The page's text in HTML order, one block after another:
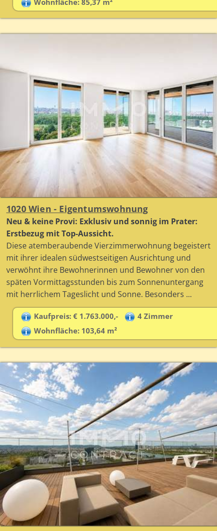
1020 Wien - Eigentumswohnung
Neu & keine Provi: Exklusiv und sonnig im Prater:
Erstbezug mit Top-Aussicht.
Diese atemberaubende Vierzimmerwohnung begeistert
mit ihrer idealen südwestseitigen Ausrichtung und
verwöhnt ihre Bewohnerinnen und Bewohner von den
späten Vormittagsstunden bis zum Sonnenuntergang
mit herrlichem Tageslicht und Sonne. Besonders ...
Kaufpreis: € 1.763.000,-
4 Zimmer
Wohnfläche: 103,64 m²